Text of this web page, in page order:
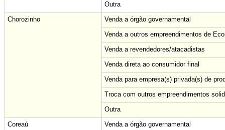
Outra
Chorozinho
Venda a órgão governamental
Venda a outros empreendimentos de
Venda a revendedores/atacadistas
Venda direta ao consumidor final
Venda para empresa(s) privada(s) de
Troca com outros empreendimentos
Outra
Coreaú
Venda a órgão governamental